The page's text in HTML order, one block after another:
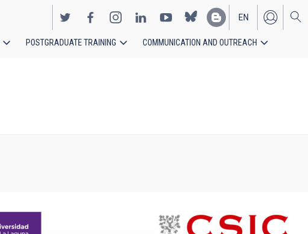
EN
ES
POSTGRADUATE TRAINING COMMUNICATION AND OUTREACH